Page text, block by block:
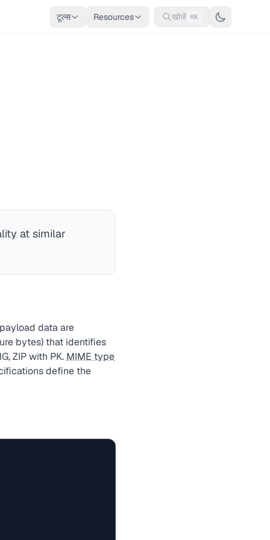
टूल्स Resources खोजें ⌘K
at similar
data are
bytes) that identifies
ZIP with PK. MIME type
define the